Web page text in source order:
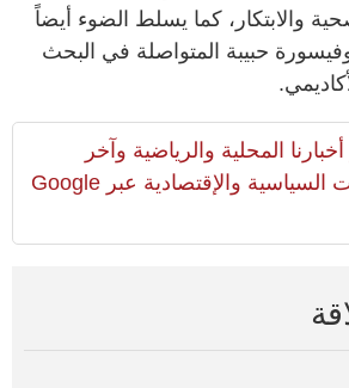
والابتكار، كما يسلط الضوء أيضاً
حبيبة المتواصلة في البحث
المحلية والرياضية وآخر
المستجدات السياسية والإقتصادية عبر Google